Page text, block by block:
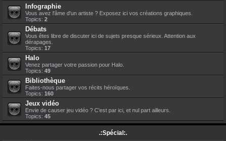
Infographie
Vous avez l'âme d'un artiste ? Exposez ici vos créations graphiques.
Topics: 2
Débats
Vous êtes libre de discuter ici de sujets presque sérieux. Attention aux
dérapages.
Topics: 17
Halo
Venez partager votre passion pour Halo.
Topics: 49
Bibliothèque
Faites-nous partager vos récits héroïques.
Topics: 160
Jeux vidéo
Envie de causer jeu vidéo ? C'est par ici, et nul part ailleurs.
Topics: 45
.:Spécial:.